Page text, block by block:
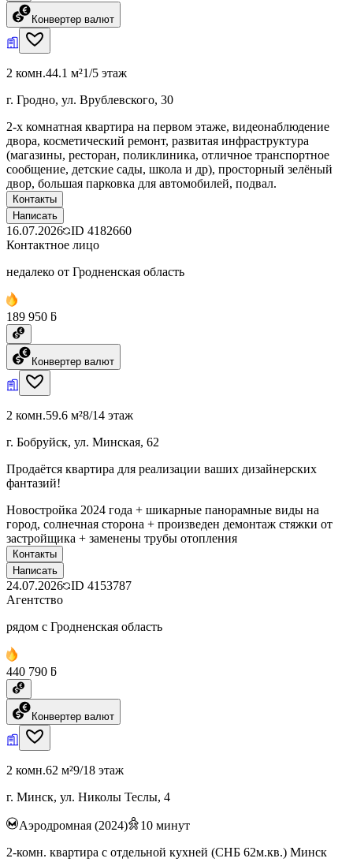
Конвертер валют
2 комн.44.1 м²1/5 этаж
г. Гродно, ул. Врублевского, 30
2-х комнатная квартира на первом этаже, видеонаблюдение
двора, косметический ремонт, развитая инфраструктура
(магазины, ресторан, поликлиника, отличное транспортное
сообщение, детские сады, школа и др), просторный зелёный
двор, большая парковка для автомобилей, подвал.
Контакты
Написать
16.07.2026 ID 4182660
Контактное лицо
недалеко от Гродненская область
189 950 ƃ
Конвертер валют
2 комн.59.6 м²8/14 этаж
г. Бобруйск, ул. Минская, 62
Продаётся квартира для реализации ваших дизайнерских
фантазий!
Новостройка 2024 года + шикарные панорамные виды на
город, солнечная сторона + произведен демонтаж стяжки от
застройщика + заменены трубы отопления
Контакты
Написать
24.07.2026 ID 4153787
Агентство
рядом с Гродненская область
440 790 ƃ
Конвертер валют
2 комн.62 м²9/18 этаж
г. Минск, ул. Николы Теслы, 4
Аэродромная (2024) 10 минут
2-комн. квартира с отдельной кухней (СНБ 62м.кв.) Минск